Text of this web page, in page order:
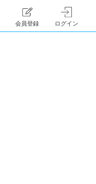
会員登録 ログイン